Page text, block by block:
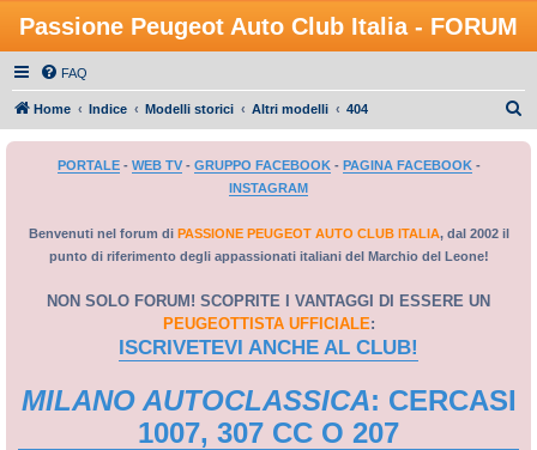
Passione Peugeot Auto Club Italia - FORUM
FAQ
Home Indice Modelli storici Altri modelli 404
PORTALE- WEB TV- GRUPPO FACEBOOK- PAGINA FACEBOOK-
INSTAGRAM
Benvenuti nel forum di PASSIONE PEUGEOT AUTO CLUB ITALIA, dal 2002 il
punto di riferimento degli appassionati italiani del Marchio del Leone!
NON SOLO FORUM! SCOPRITE I VANTAGGI DI ESSERE UN
PEUGEOTTISTA UFFICIALE:
ISCRIVETEVI ANCHE AL CLUB!
MILANO AUTOCLASSICA: CERCASI
1007, 307 CC O 207